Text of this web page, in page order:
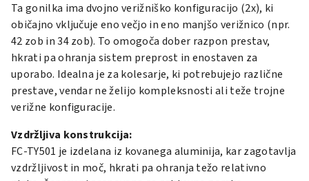
Ta gonilka ima dvojno verižniško konfiguracijo (2x), ki
običajno vključuje eno večjo in eno manjšo verižnico (npr.
42 zob in 34 zob). To omogoča dober razpon prestav,
hkrati pa ohranja sistem preprost in enostaven za
uporabo. Idealna je za kolesarje, ki potrebujejo različne
prestave, vendar ne želijo kompleksnosti ali teže trojne
verižne konfiguracije.
Vzdržljiva konstrukcija:
FC-TY501 je izdelana iz kovanega aluminija, kar zagotavlja
vzdržljivost in moč, hkrati pa ohranja težo relativno